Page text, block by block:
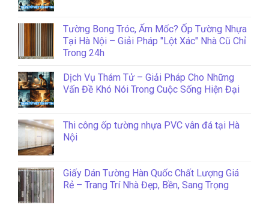
Tường Bong Tróc, Ẩm Mốc? Ốp Tường Nhựa
Tại Hà Nội – Giải Pháp "Lột Xác" Nhà Cũ Chỉ
Trong 24h
Dịch Vụ Thám Tử – Giải Pháp Cho Những
Vấn Đề Khó Nói Trong Cuộc Sống Hiện Đại
Thi công ốp tường nhựa PVC vân đá tại Hà
Nội
Giấy Dán Tường Hàn Quốc Chất Lượng Giá
Rẻ – Trang Trí Nhà Đẹp, Bền, Sang Trọng